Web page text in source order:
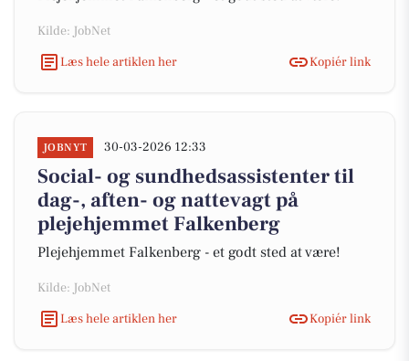
Kilde: JobNet
Læs hele artiklen her
Kopiér link
JOBNYT 30-03-2026 12:33
Social- og sundhedsassistenter til
dag-, aften- og nattevagt på
plejehjemmet Falkenberg
Plejehjemmet Falkenberg - et godt sted at være!
Kilde: JobNet
Læs hele artiklen her
Kopiér link